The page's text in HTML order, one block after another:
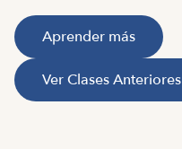
Aprender más
Ver Clases Anteriores